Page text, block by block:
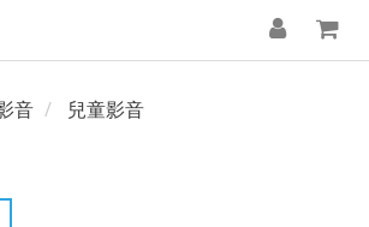
音 兒童影音